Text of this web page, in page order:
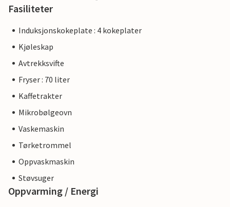
Fasiliteter
Induksjonskokeplate : 4 kokeplater
Kjøleskap
Avtrekksvifte
Fryser : 70 liter
Kaffetrakter
Mikrobølgeovn
Vaskemaskin
Tørketrommel
Oppvaskmaskin
Støvsuger
Oppvarming / Energi